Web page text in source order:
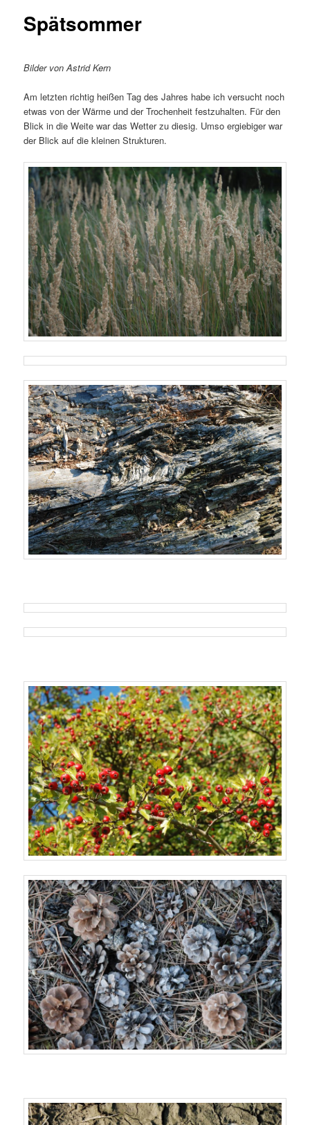
Spätsommer
Bilder von Astrid Kern
Am letzten richtig heißen Tag des Jahres habe ich versucht noch
etwas von der Wärme und der Trochenheit festzuhalten. Für den
Blick in die Weite war das Wetter zu diesig. Umso ergiebiger war
der Blick auf die kleinen Strukturen.